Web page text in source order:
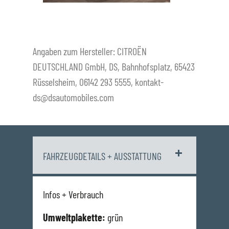
Angaben zum Hersteller: CITROËN
DEUTSCHLAND GmbH, DS, Bahnhofsplatz, 65423
Rüsselsheim, 06142 293 5555, kontakt-
ds@dsautomobiles.com
FAHRZEUGDETAILS + AUSSTATTUNG
Infos + Verbrauch
Umweltplakette: grün